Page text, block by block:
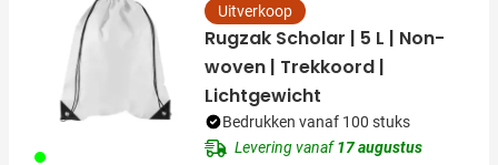
019
Uitverkoop
Rugzak Scholar | 5 L | Non-
woven | Trekkoord |
Lichtgewicht
Bedrukken vanaf 100 stuks
Levering vanaf17 augustus